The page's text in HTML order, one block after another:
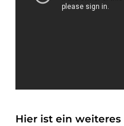
Hier ist ein weiteres